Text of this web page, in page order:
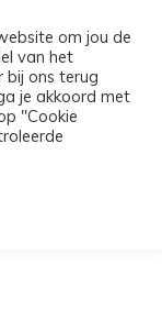
om jou de
van het
bij ons terug
je akkoord met
"Cookie